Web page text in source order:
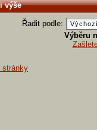
výše
Řadit podle:
Výběru
stránky